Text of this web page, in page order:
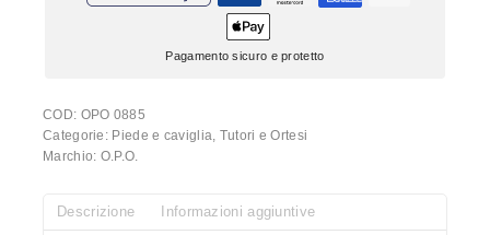
Pagamento sicuro e protetto
COD: OPO 0885
Categorie: Piede e caviglia Tutori e Ortesi
Marchio: O.P.O.
Descrizione Informazioni aggiuntive